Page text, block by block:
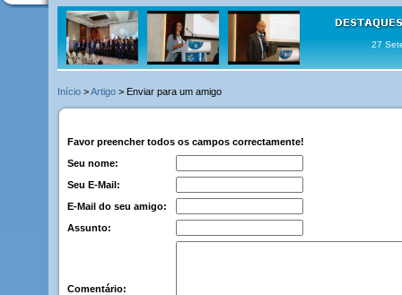
27
Início >Artigo > Enviar para um amigo
Favor preencher todos os campos correctamente!
Seu nome:
Seu E-Mail:
E-Mail do seu amigo:
Assunto:
Comentário: